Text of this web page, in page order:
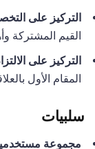
التركيز على
القيم المشتركة
التركيز على
المقام الأول
سلبيات
مجموعة